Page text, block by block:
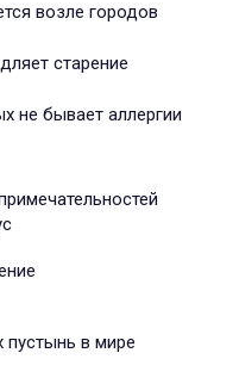
возле городов
старение
не бывает аллергии
в мире